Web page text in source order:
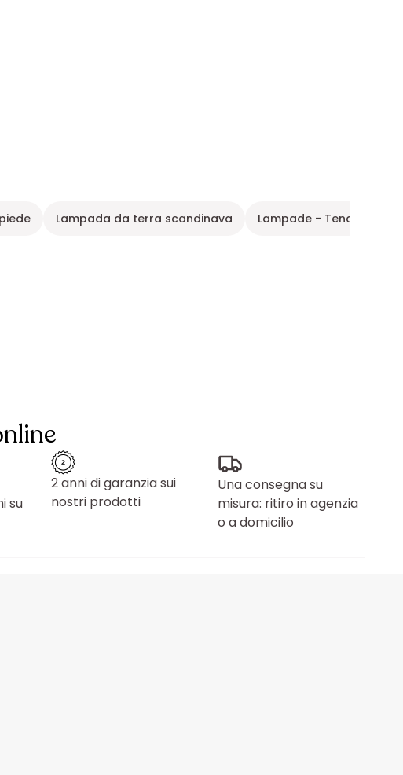
Lampada da terra scandinava Lampade - Tendenza
su
2 anni di garanzia sui
nostri prodotti
Una consegna su
misura: ritiro in agenzia
o a domicilio